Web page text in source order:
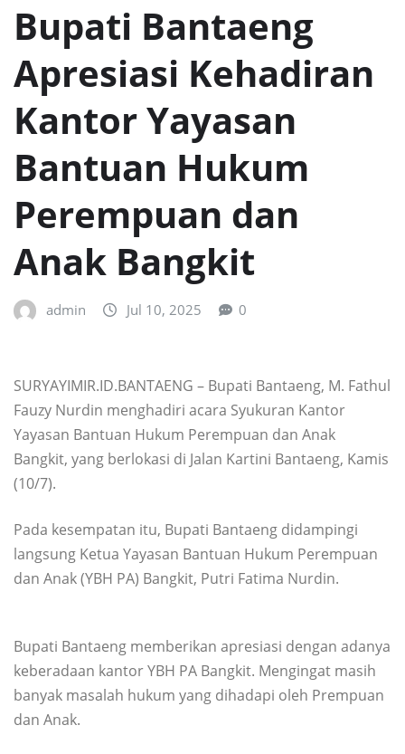
Bupati Bantaeng
Apresiasi Kehadiran
Kantor Yayasan
Bantuan Hukum
Perempuan dan
Anak Bangkit
admin Jul 10, 2025 0
SURYAYIMIR.ID.BANTAENG – Bupati Bantaeng, M. Fathul
Fauzy Nurdin menghadiri acara Syukuran Kantor
Yayasan Bantuan Hukum Perempuan dan Anak
Bangkit, yang berlokasi di Jalan Kartini Bantaeng, Kamis
(10/7).
Pada kesempatan itu, Bupati Bantaeng didampingi
langsung Ketua Yayasan Bantuan Hukum Perempuan
dan Anak (YBH PA) Bangkit, Putri Fatima Nurdin.
Bupati Bantaeng memberikan apresiasi dengan adanya
keberadaan kantor YBH PA Bangkit. Mengingat masih
banyak masalah hukum yang dihadapi oleh Prempuan
dan Anak.